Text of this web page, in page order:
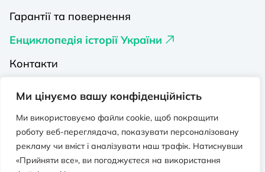
Ми цінуємо вашу конфіденційність
Ми використовуємо файли cookie, щоб покращити
роботу веб-переглядача, показувати персоналізовану
рекламу чи вміст і аналізувати наш трафік. Натиснувши
«Прийняти все», ви погоджуєтеся на використання
Гарантії та повернення
Енциклопедія історії України
Контакти
Видавництва на Порталі
Політика конфіденційності
Публічна оферта